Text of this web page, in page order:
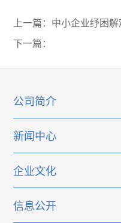
上一篇： 中小企业纾困
下一篇：
公司简介
新闻中心
企业文化
信息公开